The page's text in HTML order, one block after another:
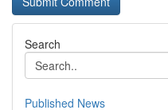
Search
Published News